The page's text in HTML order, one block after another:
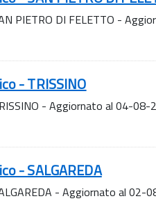
PIETRO DI FELETTO -
- TRISSINO
- Aggiornato al 04-08-
- SALGAREDA
- Aggiornato al 02-